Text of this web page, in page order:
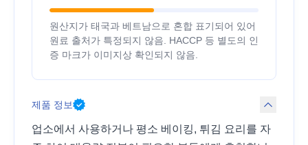
원산지가 태국과 베트남으로 혼합 표기되어 있어
원료 출처가 특정되지 않음. HACCP 등 별도의 인
증 마크가 이미지상 확인되지 않음.
제품 정보
업소에서 사용하거나 평소 베이킹, 튀김 요리를 자